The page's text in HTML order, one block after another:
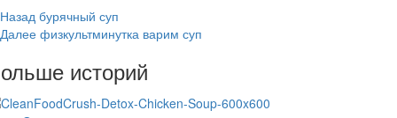
Post
Navigation
Назад бурячный суп
Далее физкультминутка варим суп
историй